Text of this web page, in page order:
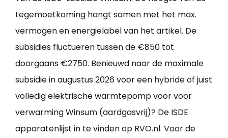
tegemoetkoming hangt samen met het max.
vermogen en energielabel van het artikel. De
subsidies fluctueren tussen de €850 tot
doorgaans €2750. Benieuwd naar de maximale
subsidie in augustus 2026 voor een hybride of juist
volledig elektrische warmtepomp voor voor
verwarming Winsum (aardgasvrij)? De ISDE
apparatenlijst in te vinden op RVO.nl. Voor de